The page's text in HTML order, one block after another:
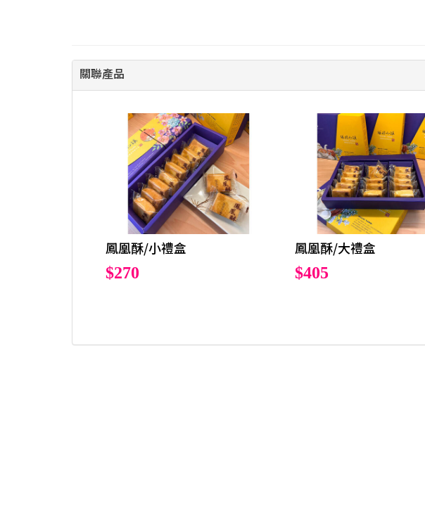
關聯產品
鳳凰酥/小禮盒
$270
鳳凰酥/大禮盒
$405